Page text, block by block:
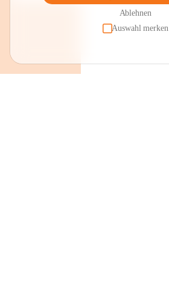
Ablehnen
Auswahl merken